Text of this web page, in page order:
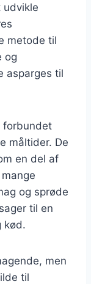
udvikle
metode til
og
asparges til
forbundet
måltider. De
en del af
og sprøde
til en
kød.
men
til